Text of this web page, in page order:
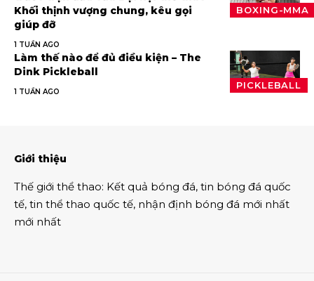
BOXING-MMA
Khối thịnh vượng chung, kêu gọi
giúp đỡ
1 TUẦN AGO
PICKLEBALL
Làm thế nào để đủ điều kiện – The
Dink Pickleball
1 TUẦN AGO
Giới thiệu
Thế giới thể thao: Kết quả bóng đá, tin bóng đá quốc
tế, tin thể thao quốc tế, nhận định bóng đá mới nhất
mới nhất